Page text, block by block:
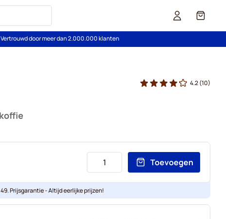
Cart
Vertrouwd door meer dan 2.000.000 klanten
4.2(10)
Toevoegen
Prijsgarantie - Altijd eerlijke prijzen!